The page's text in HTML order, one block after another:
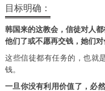
目标明确：
韩国来的这教会，信徒对人
他们了或不愿再交钱，她们
这些信徒都有任务的，也就
钱。
一旦你没有利用价值了，必